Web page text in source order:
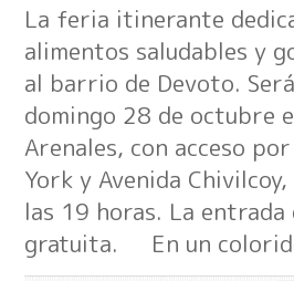
La feria itinerante
alimentos saludables y
al barrio de Devoto.
domingo 28 de octubre
Arenales, con acceso
York y Avenida
las 19 horas. La
gratuita. En un